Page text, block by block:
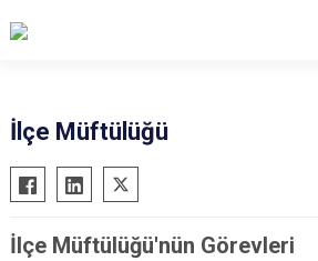
Ahmetli
Akhisar
Alaşehir
Saruhanlı
İlçe Müftülüğü
İlçe Müftülüğü'nün Görevleri